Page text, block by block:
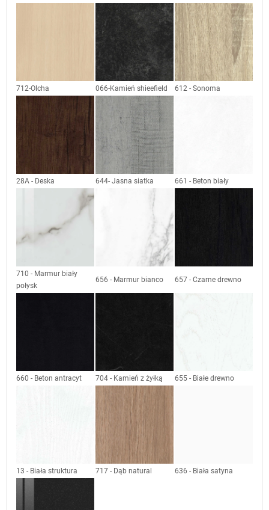
712-Olcha 066-Kamień shieefield 612 - Sonoma
28A - Deska 644- Jasna siatka 661 - Beton biały
710 - Marmur biały
połysk
656 - Marmur bianco 657 - Czarne drewno
660 - Beton antracyt 704 - Kamień z żyłką 655 - Białe drewno
13 - Biała struktura 717 - Dąb natural 636 - Biała satyna